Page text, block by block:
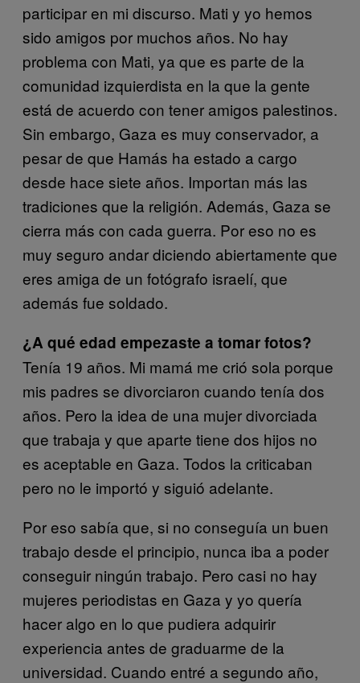
participar en mi discurso. Mati y yo hemos
sido amigos por muchos años. No hay
problema con Mati, ya que es parte de la
comunidad izquierdista en la que la gente
está de acuerdo con tener amigos palestinos.
Sin embargo, Gaza es muy conservador, a
pesar de que Hamás ha estado a cargo
desde hace siete años. Importan más las
tradiciones que la religión. Además, Gaza se
cierra más con cada guerra. Por eso no es
muy seguro andar diciendo abiertamente que
eres amiga de un fotógrafo israelí, que
además fue soldado.
¿A qué edad empezaste a tomar fotos?
Tenía 19 años. Mi mamá me crió sola porque
mis padres se divorciaron cuando tenía dos
años. Pero la idea de una mujer divorciada
que trabaja y que aparte tiene dos hijos no
es aceptable en Gaza. Todos la criticaban
pero no le importó y siguió adelante.
Por eso sabía que, si no conseguía un buen
trabajo desde el principio, nunca iba a poder
conseguir ningún trabajo. Pero casi no hay
mujeres periodistas en Gaza y yo quería
hacer algo en lo que pudiera adquirir
experiencia antes de graduarme de la
universidad. Cuando entré a segundo año,